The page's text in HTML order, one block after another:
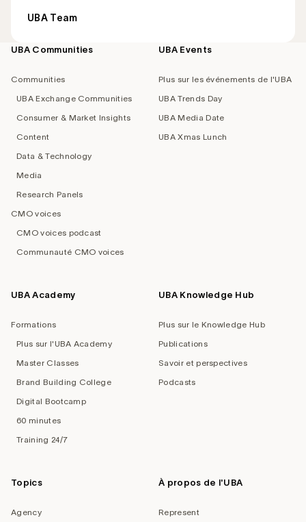
UBA Team
Footer
UBA Communities
Communities
UBA Exchange Communities
Consumer & Market Insights
Content
Data & Technology
Media
Research Panels
CMO voices
CMO voices podcast
Communauté CMO voices
UBA Events
Plus sur les événements de l'UBA
UBA Trends Day
UBA Media Date
UBA Xmas Lunch
UBA Academy
Formations
Plus sur l'UBA Academy
Master Classes
Brand Building College
Digital Bootcamp
60 minutes
Training 24/7
UBA Knowledge Hub
Plus sur le Knowledge Hub
Publications
Savoir et perspectives
Podcasts
Topics
Agency
À propos de l'UBA
Represent